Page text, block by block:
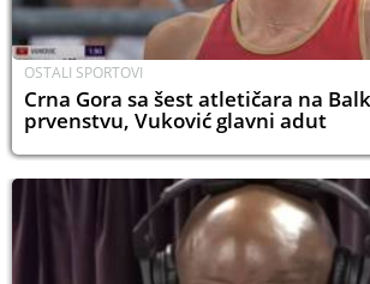
OSTALI SPORTOVI
Crna Gora sa šest atletičara na
prvenstvu, Vuković glavni adut